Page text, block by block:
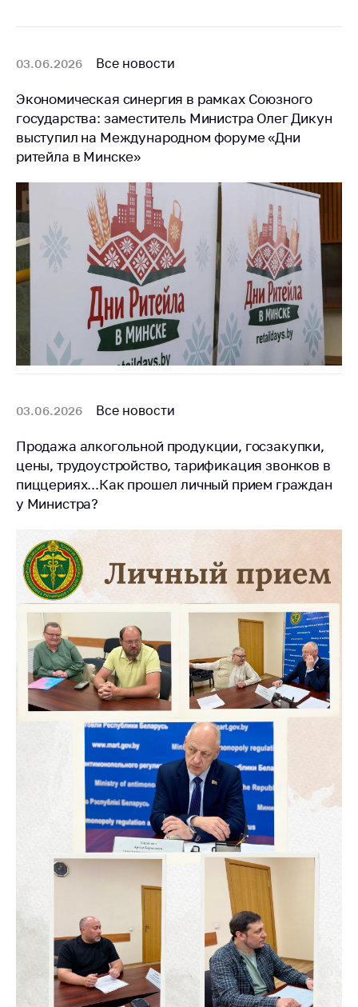
проектов
Маркировка
Упрощение условий
ведения бизнеса
Рекомендации по
предотвращению
распространения
COVID-19 для
субъектов торговли,
общественного
питания, бытового
обслуживания
Обучение по
вопросам
антимонопольного
политики
03.06.2026 Все новости
Экономическая синергия в рамках Союзного
государства: заместитель Министра Олег Дикун
выступил на Международном форуме «Дни
ритейла в Минске»
03.06.2026 Все новости
Продажа алкогольной продукции, госзакупки,
цены, трудоустройство, тарификация звонков в
пиццериях...Как прошел личный прием граждан
у Министра?